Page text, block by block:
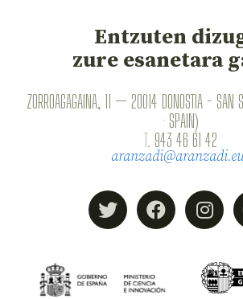
Entzuten
zure esanetara
ZORROAGAGAINA, 11 — 20014 DONOSTIA - SAN
· SPAIN)
T. 943 46 61 42